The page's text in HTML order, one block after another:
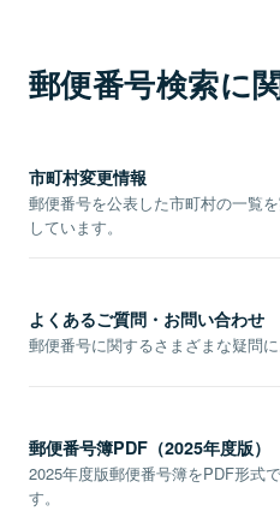
郵便番号検索に
市町村変更情報
郵便番号を公表した市町村の一覧
しています。
よくあるご質問・お問い合わせ
郵便番号に関するさまざまな疑問に
郵便番号簿PDF（2025年度版）
2025年度版郵便番号簿をPDF形式
す。